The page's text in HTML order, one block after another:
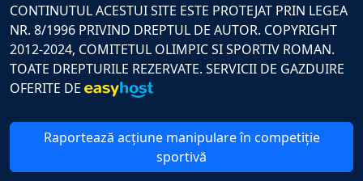
CONTINUTUL ACESTUI SITE ESTE PROTEJAT PRIN LEGEA
NR. 8/1996 PRIVIND DREPTUL DE AUTOR. COPYRIGHT
2012-2024, COMITETUL OLIMPIC SI SPORTIV ROMAN.
TOATE DREPTURILE REZERVATE. SERVICII DE GAZDUIRE
OFERITE DE
Raportează acțiune manipulare în competiție
sportivă